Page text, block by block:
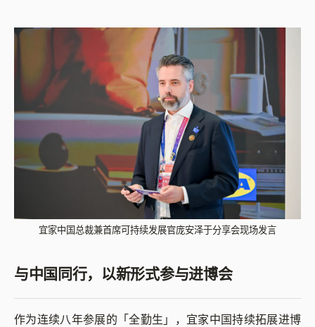
宜家中国总裁兼首席可持续发展官庞安泽于分享会现场发言
与中国同行，以新形式参与进博会
作为连续八年参展的「全勤生」，宜家中国持续拓展进博